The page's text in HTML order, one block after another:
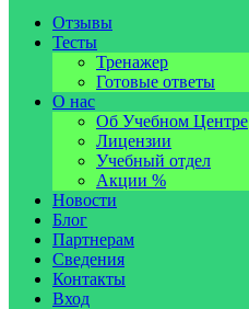
Отзывы
Тесты
Тренажер
Готовые ответы
О нас
Об Учебном Центре
Лицензии
Учебный отдел
Акции %
Новости
Блог
Партнерам
Сведения
Контакты
Вход